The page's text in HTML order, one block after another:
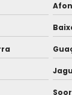
biometria
com